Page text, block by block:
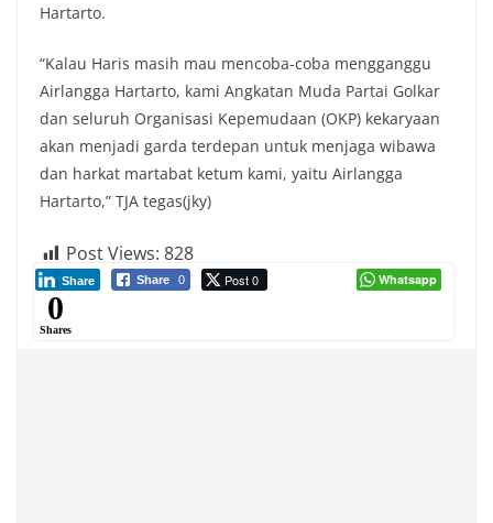
Hartarto.
“Kalau Haris masih mau mencoba-coba mengganggu
Airlangga Hartarto, kami Angkatan Muda Partai Golkar
dan seluruh Organisasi Kepemudaan (OKP) kekaryaan
akan menjadi garda terdepan untuk menjaga wibawa
dan harkat martabat ketum kami, yaitu Airlangga
Hartarto,” TJA tegas(jky)
Post Views: 828
Share 0 Post 0
Share Whatsapp
0
Shares